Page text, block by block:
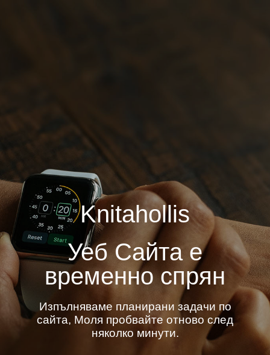
Knitahollis
Уеб Сайта е
временно спрян
Изпълняваме планирани задачи по
сайта, Моля пробвайте отново след
няколко минути.